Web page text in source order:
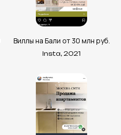
Виллы на Бали от 30 млн руб.
Insta, 2021